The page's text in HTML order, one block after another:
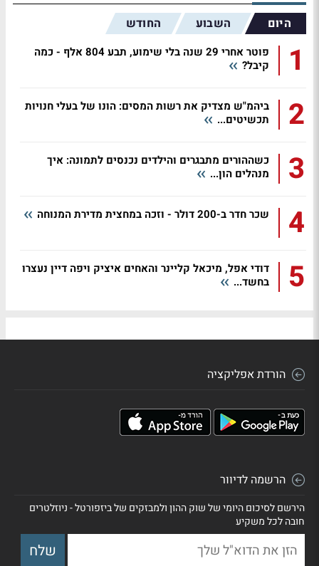
היום השבוע החודש
1
פוטר אחרי 29 שנה בלי שימוע, תבע 804 אלף - כמה
קיבל?
2
ביהמ"ש מצדיק את רשות המסים: הונו של בעלי חנויות
תכשיטים...
3
כשההורים מתבגרים והילדים נכנסים לתמונה: איך
מנהלים הון...
4 שכר חדר ב-200 דולר - וזכה במחצית מדירת המנוחה
5
דודי אפל, מיכאל קליינר והאחים איציק ויפה דיין נעצרו
בחשד...
הורדת אפליקציה
הרשמה לדיוור
הירשם לסיכום היומי של שוק ההון ולמבזקים של ביזפורטל - ניוזלטרים
חובה לכל משקיע